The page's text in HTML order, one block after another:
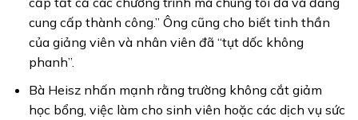
cung cấp thành công.” Ông cũng cho biết tinh thần
của giảng viên và nhân viên đã “tụt dốc không
phanh”.
Bà Heisz nhấn mạnh rằng trường không cắt giảm
học bổng, việc làm cho sinh viên hoặc các dịch vụ sức